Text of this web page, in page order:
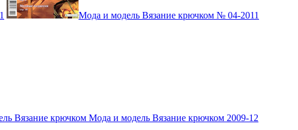
Мода и модель Вязание крючком № 04-2011
Вязание крючком Мода и модель Вязание крючком 2009-12